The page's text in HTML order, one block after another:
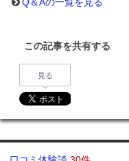
この記事を共有する
見る